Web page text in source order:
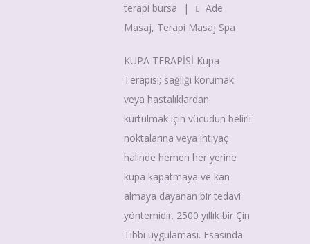
terapi bursa
|
Ade
Masaj, Terapi Masaj Spa
KUPA TERAPİSİ Kupa
Terapisi; sağlığı korumak
veya hastalıklardan
kurtulmak için vücudun belirli
noktalarına veya ihtiyaç
halinde hemen her yerine
kupa kapatmaya ve kan
almaya dayanan bir tedavi
yöntemidir. 2500 yıllık bir Çin
Tıbbı uygulaması. Esasında